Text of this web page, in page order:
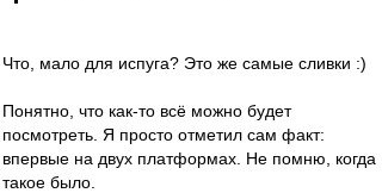
Что, мало для испуга? Это же самые сливки :)
Понятно, что как-то всё можно будет
посмотреть. Я просто отметил сам факт:
впервые на двух платформах. Не помню, когда
такое было.